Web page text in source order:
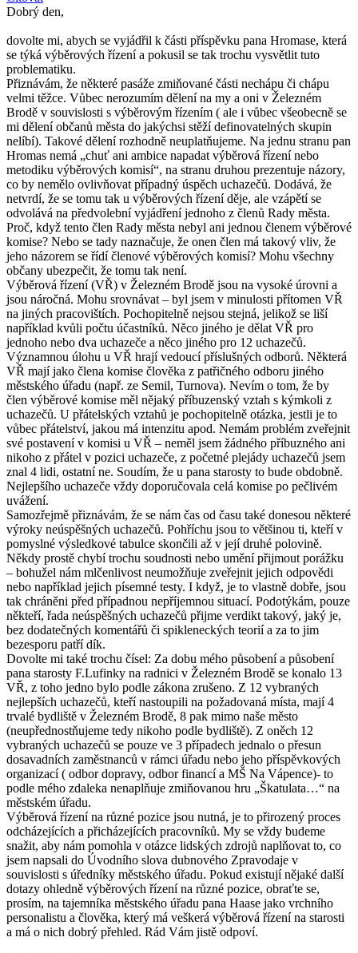
Dobrý den,
dovolte mi, abych se vyjádřil k části příspěvku pana Hromase, která
se týká výběrových řízení a pokusil se tak trochu vysvětlit tuto
problematiku.
Přiznávám, že některé pasáže zmiňované části nechápu či chápu
velmi těžce. Vůbec nerozumím dělení na my a oni v Železném
Brodě v souvislosti s výběrovým řízením ( ale i vůbec všeobecně se
mi dělení občanů města do jakýchsi stěží definovatelných skupin
nelíbí). Takové dělení rozhodně neuplatňujeme. Na jednu stranu pan
Hromas nemá „chuť ani ambice napadat výběrová řízení nebo
metodiku výběrových komisí“, na stranu druhou prezentuje názory,
co by nemělo ovlivňovat případný úspěch uchazečů. Dodává, že
netvrdí, že se tomu tak u výběrových řízení děje, ale vzápětí se
odvolává na předvolební vyjádření jednoho z členů Rady města.
Proč, když tento člen Rady města nebyl ani jednou členem výběrové
komise? Nebo se tady naznačuje, že onen člen má takový vliv, že
jeho názorem se řídí členové výběrových komisí? Mohu všechny
občany ubezpečit, že tomu tak není.
Výběrová řízení (VŘ) v Železném Brodě jsou na vysoké úrovni a
jsou náročná. Mohu srovnávat – byl jsem v minulosti přítomen VŘ
na jiných pracovištích. Pochopitelně nejsou stejná, jelikož se liší
například kvůli počtu účastníků. Něco jiného je dělat VŘ pro
jednoho nebo dva uchazeče a něco jiného pro 12 uchazečů.
Významnou úlohu u VŘ hrají vedoucí příslušných odborů. Některá
VŘ mají jako člena komise člověka z patřičného odboru jiného
městského úřadu (např. ze Semil, Turnova). Nevím o tom, že by
člen výběrové komise měl nějaký příbuzenský vztah s kýmkoli z
uchazečů. U přátelských vztahů je pochopitelně otázka, jestli je to
vůbec přátelství, jakou má intenzitu apod. Nemám problém zveřejnit
své postavení v komisi u VŘ – neměl jsem žádného příbuzného ani
nikoho z přátel v pozici uchazeče, z početné plejády uchazečů jsem
znal 4 lidi, ostatní ne. Soudím, že u pana starosty to bude obdobně.
Nejlepšího uchazeče vždy doporučovala celá komise po pečlivém
uvážení.
Samozřejmě přiznávám, že se nám čas od času také donesou některé
výroky neúspěšných uchazečů. Pohříchu jsou to většinou ti, kteří v
pomyslné výsledkové tabulce skončili až v její druhé polovině.
Někdy prostě chybí trochu soudnosti nebo umění přijmout porážku
– bohužel nám mlčenlivost neumožňuje zveřejnit jejich odpovědi
nebo například jejich písemné testy. I když, je to vlastně dobře, jsou
tak chráněni před případnou nepříjemnou situací. Podotýkám, pouze
někteří, řada neúspěšných uchazečů přijme verdikt takový, jaký je,
bez dodatečných komentářů či spikleneckých teorií a za to jim
bezesporu patří dík.
Dovolte mi také trochu čísel: Za dobu mého působení a působení
pana starosty F.Lufinky na radnici v Železném Brodě se konalo 13
VŘ, z toho jedno bylo podle zákona zrušeno. Z 12 vybraných
nejlepších uchazečů, kteří nastoupili na požadovaná místa, mají 4
trvalé bydliště v Železném Brodě, 8 pak mimo naše město
(neupřednostňujeme tedy nikoho podle bydliště). Z oněch 12
vybraných uchazečů se pouze ve 3 případech jednalo o přesun
dosavadních zaměstnanců v rámci úřadu nebo jeho příspěvkových
organizací ( odbor dopravy, odbor financí a MŠ Na Vápence)- to
podle mého zdaleka nenaplňuje zmiňovanou hru „Škatulata…“ na
městském úřadu.
Výběrová řízení na různé pozice jsou nutná, je to přirozený proces
odcházejících a přicházejících pracovníků. My se vždy budeme
snažit, aby nám pomohla v otázce lidských zdrojů naplňovat to, co
jsem napsali do Úvodního slova dubnového Zpravodaje v
souvislosti s úředníky městského úřadu. Pokud existují nějaké další
dotazy ohledně výběrových řízení na různé pozice, obraťte se,
prosím, na tajemníka městského úřadu pana Haase jako vrchního
personalistu a člověka, který má veškerá výběrová řízení na starosti
a má o nich dobrý přehled. Rád Vám jistě odpoví.